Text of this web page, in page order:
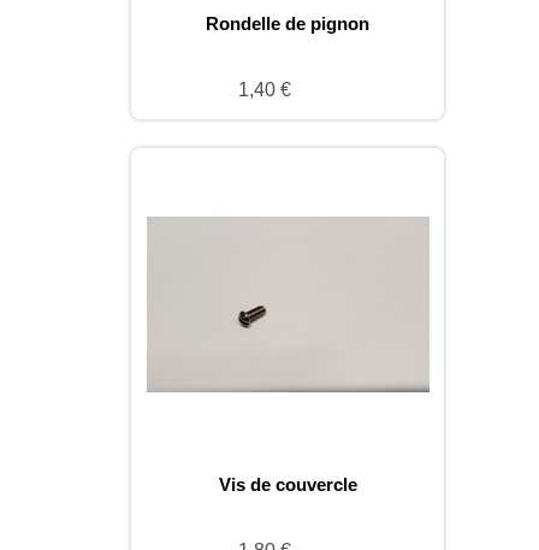
Rondelle de pignon
1,40 €
Vis de couvercle